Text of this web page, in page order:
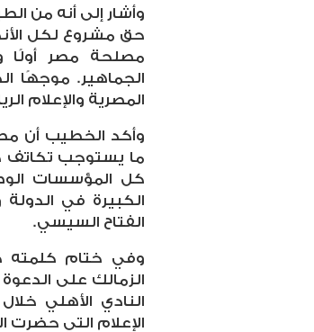
وأشار إلى أنه من
حق مشروع لكل
مصلحة مصر أولًا
الجماهير. موجهًا
المصرية
وأكد الخطيب أن
ما يستوجب تكاتف
كل المؤسسات
الكبيرة في
الفتاح السيسي.
وفي ختام كلمته
الزمالك على الدعوة
النادي الأهلي
الإعلام التي حضرت